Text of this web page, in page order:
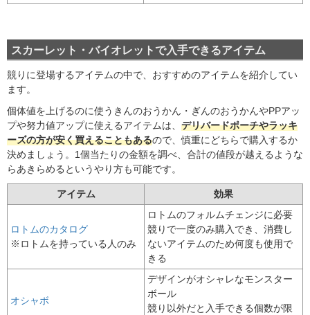
スカーレット・バイオレットで入手できるアイテム
競りに登場するアイテムの中で、おすすめのアイテムを紹介してい
ます。
個体値を上げるのに使うきんのおうかん・ぎんのおうかんやPPアッ
プや努力値アップに使えるアイテムは、 デリバードポーチやラッキ
ーズの方が安く買えることもあるので、慎重にどちらで購入するか
決めましょう。1個当たりの金額を調べ、合計の値段が越えるような
らあきらめるというやり方も可能です。
アイテム 効果
ロトムのカタログ
※ロトムを持っている人のみ
ロトムのフォルムチェンジに必要
競りで一度のみ購入でき、消費し
ないアイテムのため何度も使用で
きる
オシャボ
デザインがオシャレなモンスター
ボール
競り以外だと入手できる個数が限